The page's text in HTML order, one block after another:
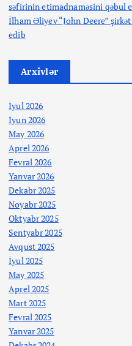
səfirinin etimadnaməsini qəbul
İlham Əliyev “John Deere”
edib
Arxivlər
İyul 2026
İyun 2026
May 2026
Aprel 2026
Fevral 2026
Yanvar 2026
Dekabr 2025
Noyabr 2025
Oktyabr 2025
Sentyabr 2025
Avqust 2025
İyul 2025
May 2025
Aprel 2025
Mart 2025
Fevral 2025
Yanvar 2025